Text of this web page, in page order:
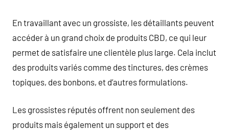
En travaillant avec un grossiste, les détaillants peuvent
accéder à un grand choix de produits CBD, ce qui leur
permet de satisfaire une clientèle plus large. Cela inclut
des produits variés comme des tinctures, des crèmes
topiques, des bonbons, et d’autres formulations.
Les grossistes réputés offrent non seulement des
produits mais également un support et des